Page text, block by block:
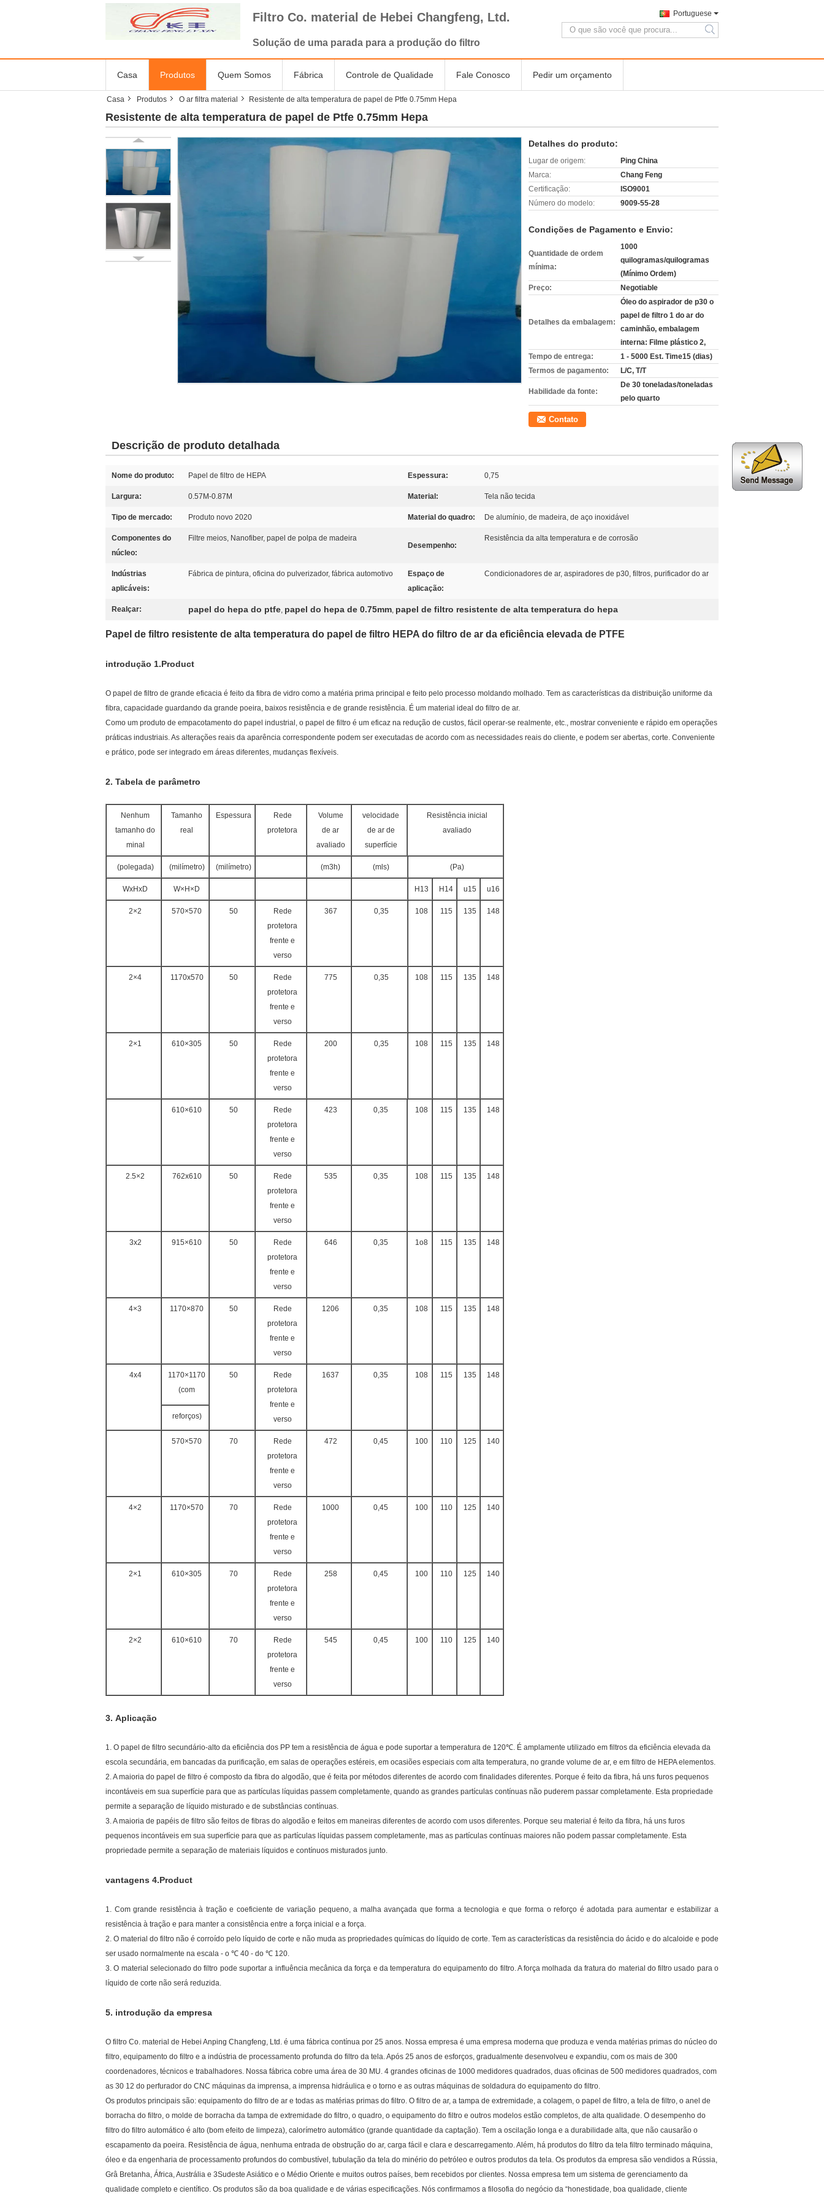
Filtro Co. material de Hebei Changfeng, Ltd.
Solução de uma parada para a produção do filtro
Portuguese
search
Casa Produtos Quem Somos Fábrica Controle de Qualidade Fale Conosco Pedir um orçamento
Casa Produtos O ar filtra material Resistente de alta temperatura de papel de Ptfe 0.75mm Hepa
Resistente de alta temperatura de papel de Ptfe 0.75mm Hepa
Detalhes do produto:
Lugar de origem:
Ping China
Marca:
Chang Feng
Certificação:
ISO9001
Número do modelo:
9009-55-28
Condições de Pagamento e Envio:
Quantidade de ordem
mínima:
1000
quilogramas/quilogramas
(Mínimo Ordem)
Preço:
Negotiable
Detalhes da embalagem:
Óleo do aspirador de p30 o
papel de filtro 1 do ar do
caminhão, embalagem
interna: Filme plástico 2,
Tempo de entrega:
1 - 5000 Est. Time15 (dias)
Termos de pagamento:
L/C, T/T
Habilidade da fonte:
De 30 toneladas/toneladas
pelo quarto
Contato
Descrição de produto detalhada
Nome do produto: Papel de filtro de HEPA Espessura: 0,75
Largura: 0.57M-0.87M Material: Tela não tecida
Tipo de mercado: Produto novo 2020 Material do quadro: De alumínio, de madeira, de aço inoxidável
Componentes do
núcleo:
Filtre meios, Nanofiber, papel de polpa de madeira
Desempenho:
Resistência da alta temperatura e de corrosão
Indústrias
aplicáveis:
Fábrica de pintura, oficina do pulverizador, fábrica automotivo
Espaço de
aplicação:
Condicionadores de ar, aspiradores de p30, filtros, purificador do ar
Realçar: papel do hepa do ptfe, papel do hepa de 0.75mm, papel de filtro resistente de alta temperatura do hepa
Papel de filtro resistente de alta temperatura do papel de filtro HEPA do filtro de ar da eficiência elevada de PTFE
introdução 1.Product
O papel de filtro de grande eficacia é feito da fibra de vidro como a matéria prima principal e feito pelo processo moldando molhado. Tem as características da distribuição uniforme da
fibra, capacidade guardando da grande poeira, baixos resistência e de grande resistência. É um material ideal do filtro de ar.
Como um produto de empacotamento do papel industrial, o papel de filtro é um eficaz na redução de custos, fácil operar-se realmente, etc., mostrar conveniente e rápido em operações
práticas industriais. As alterações reais da aparência correspondente podem ser executadas de acordo com as necessidades reais do cliente, e podem ser abertas, corte. Conveniente
e prático, pode ser integrado em áreas diferentes, mudanças flexíveis.
2. Tabela de parâmetro
Nenhum
tamanho do
minal
Tamanho
real
Espessura
Rede
protetora
Volume
de ar
avaliado
velocidade
de ar de
superfície
Resistência inicial
avaliado
(polegada) (milímetro) (milímetro) (m3h) (mls) (Pa)
WxHxD W×H×D H13 H14 u15 u16
2×2 570×570 50
Rede
protetora
frente e
verso
367 0,35 108 115 135 148
2×4 1170x570 50
Rede
protetora
frente e
verso
775 0,35 108 115 135 148
2×1 610×305 50
Rede
protetora
frente e
verso
200 0,35 108 115 135 148
610×610 50
Rede
protetora
frente e
verso
423 0,35 108 115 135 148
2.5×2 762x610 50
Rede
protetora
frente e
verso
535 0,35 108 115 135 148
3x2 915×610 50
Rede
protetora
frente e
verso
646 0,35 1o8 115 135 148
4×3 1170×870 50
Rede
protetora
frente e
verso
1206 0,35 108 115 135 148
4x4
1170×1170
(com
50
Rede
protetora
frente e
verso
1637 0,35 108 115 135 148
reforços)
570×570 70
Rede
protetora
frente e
verso
472 0,45 100 110 125 140
4×2 1170×570 70
Rede
protetora
frente e
verso
1000 0,45 100 110 125 140
2×1 610×305 70
Rede
protetora
frente e
verso
258 0,45 100 110 125 140
2×2 610×610 70
Rede
protetora
frente e
verso
545 0,45 100 110 125 140
3. Aplicação
1. O papel de filtro secundário-alto da eficiência dos PP tem a resistência de água e pode suportar a temperatura de 120℃. É amplamente utilizado em filtros da eficiência elevada da
escola secundária, em bancadas da purificação, em salas de operações estéreis, em ocasiões especiais com alta temperatura, no grande volume de ar, e em filtro de HEPA elementos.
2. A maioria do papel de filtro é composto da fibra do algodão, que é feita por métodos diferentes de acordo com finalidades diferentes. Porque é feito da fibra, há uns furos pequenos
incontáveis em sua superfície para que as partículas líquidas passem completamente, quando as grandes partículas contínuas não puderem passar completamente. Esta propriedade
permite a separação de líquido misturado e de substâncias contínuas.
3. A maioria de papéis de filtro são feitos de fibras do algodão e feitos em maneiras diferentes de acordo com usos diferentes. Porque seu material é feito da fibra, há uns furos
pequenos incontáveis em sua superfície para que as partículas líquidas passem completamente, mas as partículas contínuas maiores não podem passar completamente. Esta
propriedade permite a separação de materiais líquidos e contínuos misturados junto.
vantagens 4.Product
1. Com grande resistência à tração e coeficiente de variação pequeno, a malha avançada que forma a tecnologia e que forma o reforço é adotada para aumentar e estabilizar a
resistência à tração e para manter a consistência entre a força inicial e a força.
2. O material do filtro não é corroído pelo líquido de corte e não muda as propriedades químicas do líquido de corte. Tem as características da resistência do ácido e do alcaloide e pode
ser usado normalmente na escala - o ℃ 40 - do ℃ 120.
3. O material selecionado do filtro pode suportar a influência mecânica da força e da temperatura do equipamento do filtro. A força molhada da fratura do material do filtro usado para o
líquido de corte não será reduzida.
5. introdução da empresa
O filtro Co. material de Hebei Anping Changfeng, Ltd. é uma fábrica contínua por 25 anos. Nossa empresa é uma empresa moderna que produza e venda matérias primas do núcleo do
filtro, equipamento do filtro e a indústria de processamento profunda do filtro da tela. Após 25 anos de esforços, gradualmente desenvolveu e expandiu, com os mais de 300
coordenadores, técnicos e trabalhadores. Nossa fábrica cobre uma área de 30 MU. 4 grandes oficinas de 1000 medidores quadrados, duas oficinas de 500 medidores quadrados, com
as 30 12 do perfurador do CNC máquinas da imprensa, a imprensa hidráulica e o torno e as outras máquinas de soldadura do equipamento do filtro.
Os produtos principais são: equipamento do filtro de ar e todas as matérias primas do filtro. O filtro de ar, a tampa de extremidade, a colagem, o papel de filtro, a tela de filtro, o anel de
borracha do filtro, o molde de borracha da tampa de extremidade do filtro, o quadro, o equipamento do filtro e outros modelos estão completos, de alta qualidade. O desempenho do
filtro do filtro automático é alto (bom efeito de limpeza), calorímetro automático (grande quantidade da captação). Tem a oscilação longa e a durabilidade alta, que não causarão o
escapamento da poeira. Resistência de água, nenhuma entrada de obstrução do ar, carga fácil e clara e descarregamento. Além, há produtos do filtro da tela filtro terminado máquina,
óleo e da engenharia de processamento profundos do combustível, tubulação da tela do minério do petróleo e outros produtos da tela. Os produtos da empresa são vendidos a Rússia,
Grâ Bretanha, África, Austrália e 3Sudeste Asiático e o Médio Oriente e muitos outros países, bem recebidos por clientes. Nossa empresa tem um sistema de gerenciamento da
qualidade completo e científico. Os produtos são da boa qualidade e de várias especificações. Nós confirmamos a filosofia do negócio da “honestidade, boa qualidade, cliente